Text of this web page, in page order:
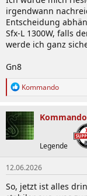
irgendwann
Entscheidung
Sfx-L 1300W, falls
werde ich ganz
Gn8
R
k
t
i
o
n
Kommando
Kommando
Legende
12.06.2026
So, jetzt ist alles